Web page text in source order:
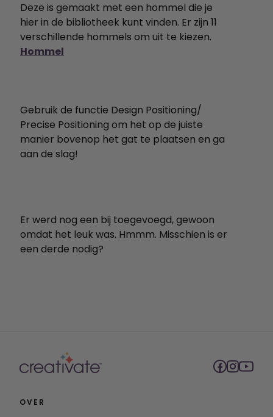
Deze is gemaakt met een hommel die je
hier in de bibliotheek kunt vinden. Er zijn 11
verschillende hommels om uit te kiezen.
Hommel
Gebruik de functie Design Positioning/
Precise Positioning om het op de juiste
manier bovenop het gat te plaatsen en ga
aan de slag!
Er werd nog een bij toegevoegd, gewoon
omdat het leuk was. Hmmm. Misschien is er
een derde nodig?
OVER